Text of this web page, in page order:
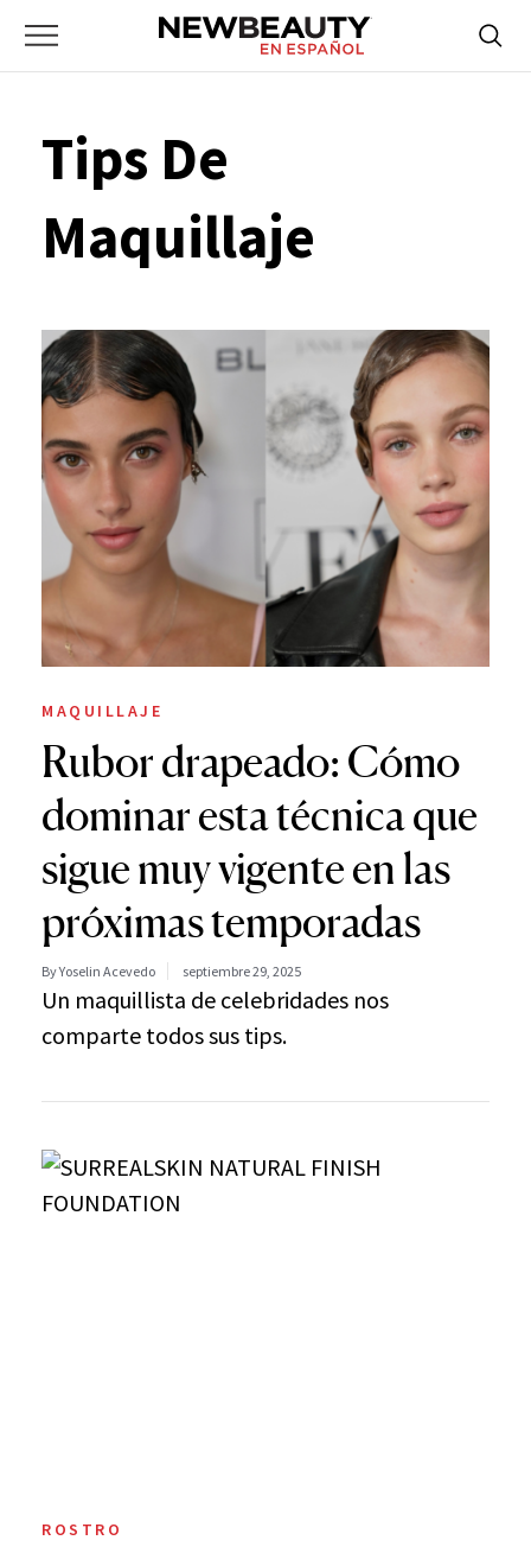
Primary
NewBeauty
for:
Tips De
Maquillaje
MAQUILLAJE
Rubor drapeado: Cómo
dominar esta técnica que
sigue muy vigente en las
próximas temporadas
By Yoselin Acevedo septiembre 29, 2025
Un maquillista de celebridades nos
comparte todos sus tips.
ROSTRO